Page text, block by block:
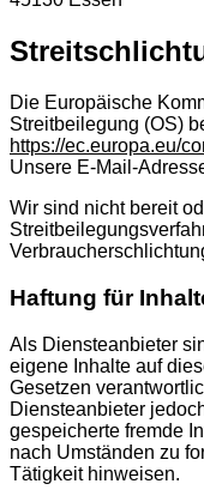
Die Europäische
Streitbeilegung (OS)
https://ec.europa.eu/
Unsere E-Mail-
Wir sind nicht bereit
Haftung für
Als Diensteanbieter
eigene Inhalte auf
Gesetzen
Diensteanbieter
gespeicherte fremde
nach Umständen zu
Tätigkeit hinweisen.